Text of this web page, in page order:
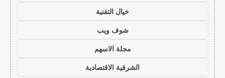
خيال التقنية
شوف ويب
مجلة الاسهم
الشرقية الاقتصادية